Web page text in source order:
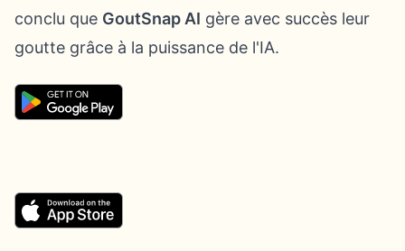
conclu que GoutSnap AI gère avec succès leur
goutte grâce à la puissance de l'IA.